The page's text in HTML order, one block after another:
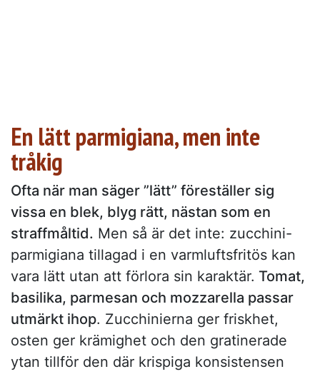
En lätt parmigiana, men inte
tråkig
Ofta när man säger ”lätt” föreställer sig
vissa en blek, blyg rätt, nästan som en
straffmåltid. Men så är det inte: zucchini-
parmigiana tillagad i en varmluftsfritös kan
vara lätt utan att förlora sin karaktär. Tomat,
basilika, parmesan och mozzarella passar
utmärkt ihop. Zucchinierna ger friskhet,
osten ger krämighet och den gratinerade
ytan tillför den där krispiga konsistensen